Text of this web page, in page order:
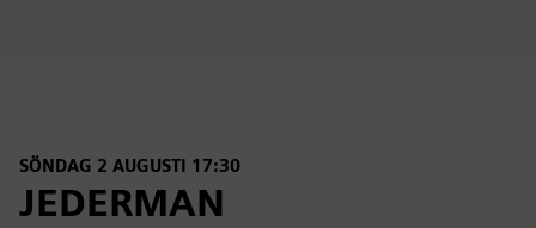
SÖNDAG 2 AUGUSTI 17:30
JEDERMAN